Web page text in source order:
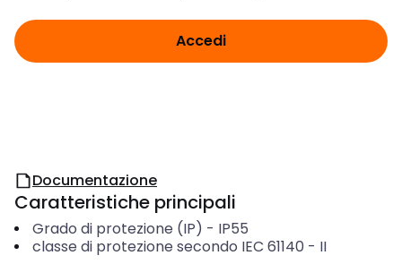
Accedi
Documentazione
Caratteristiche principali
Grado di protezione (IP) - IP55
classe di protezione secondo IEC 61140 - II